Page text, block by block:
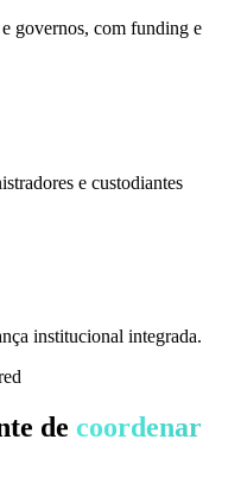
governos, com funding e
e custodiantes
institucional integrada.
de coordenar